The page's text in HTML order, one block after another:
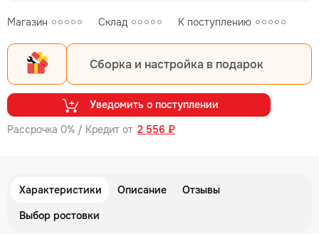
Магазин Склад К поступлению
Рассрочка 0% / Кредит от 2 556 ₽
Сборка и настройка в подарок
Уведомить о поступлении
Характеристики Описание
Отзывы
Выбор ростовки